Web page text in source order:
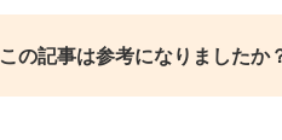
この記事は参考になりましたか